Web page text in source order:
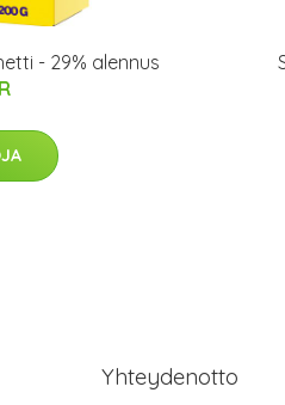
- 29% alennus
Yhteydenotto